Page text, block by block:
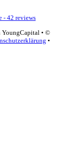
- 42 reviews
YoungCapital • ©
•